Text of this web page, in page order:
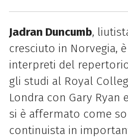
Jadran Duncumb,
cresciuto in Norvegia,
interpreti del
gli studi al Royal
Londra con Gary Ryan
si è affermato come
continuista in